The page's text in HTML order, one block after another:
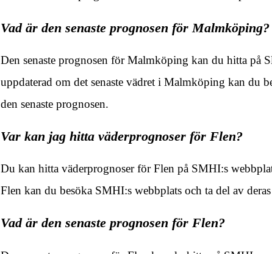
Vad är den senaste prognosen för Malmköping?
Den senaste prognosen för Malmköping kan du hitta på
uppdaterad om det senaste vädret i Malmköping kan du
den senaste prognosen.
Var kan jag hitta väderprognoser för Flen?
Du kan hitta väderprognoser för Flen på SMHI:s
Flen kan du besöka SMHI:s webbplats och ta del av
Vad är den senaste prognosen för Flen?